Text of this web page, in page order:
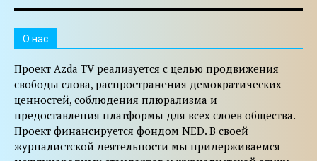
O нас
Проект Azda TV реализуется с целью продвижения
свободы слова, распространения демократических
ценностей, соблюдения плюрализма и
предоставления платформы для всех слоев общества.
Проект финансируется фондом NED. В своей
журналистской деятельности мы придерживаемся